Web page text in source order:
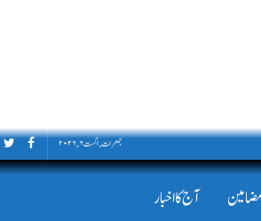
جمعرات, اگست ۶, ۲۰۲۶
آج کا اخبار